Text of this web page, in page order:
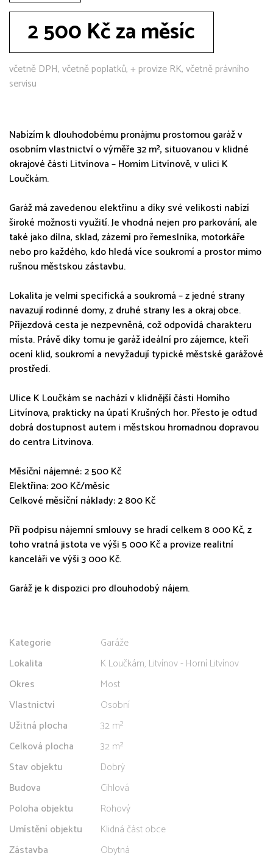
2 500 Kč za měsíc
včetně DPH, včetně poplatků, + provize RK, včetně právního
servisu
Nabízím k dlouhodobému pronájmu prostornou garáž v
osobním vlastnictví o výměře 32 m², situovanou v klidné
okrajové části Litvínova – Horním Litvínově, v ulici K
Loučkám.
Garáž má zavedenou elektřinu a díky své velikosti nabízí
široké možnosti využití. Je vhodná nejen pro parkování, ale
také jako dílna, sklad, zázemí pro řemeslníka, motorkáře
nebo pro každého, kdo hledá více soukromí a prostor mimo
rušnou městskou zástavbu.
Lokalita je velmi specifická a soukromá – z jedné strany
navazují rodinné domy, z druhé strany les a okraj obce.
Příjezdová cesta je nezpevněná, což odpovídá charakteru
místa. Právě díky tomu je garáž ideální pro zájemce, kteří
ocení klid, soukromí a nevyžadují typické městské garážové
prostředí.
Ulice K Loučkám se nachází v klidnější části Horního
Litvínova, prakticky na úpatí Krušných hor. Přesto je odtud
dobrá dostupnost autem i městskou hromadnou dopravou
do centra Litvínova.
Měsíční nájemné: 2 500 Kč
Elektřina: 200 Kč/měsíc
Celkové měsíční náklady: 2 800 Kč
Při podpisu nájemní smlouvy se hradí celkem 8 000 Kč, z
toho vratná jistota ve výši 5 000 Kč a provize realitní
kanceláři ve výši 3 000 Kč.
Garáž je k dispozici pro dlouhodobý nájem.
Kategorie
Garáže
Lokalita
K Loučkám, Litvínov - Horní Litvínov
Okres
Most
Vlastnictví
Osobní
Užitná plocha
32 m²
Celková plocha
32 m²
Stav objektu
Dobrý
Budova
Cihlová
Poloha objektu
Rohový
Umístění objektu
Klidná část obce
Zástavba
Obytná